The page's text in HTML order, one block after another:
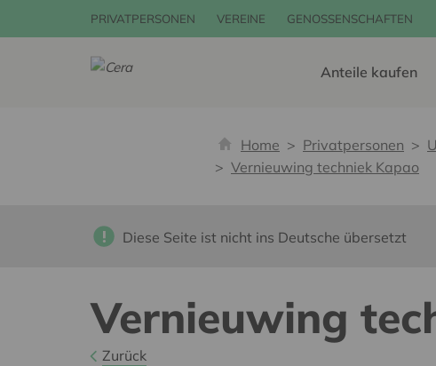
PRIVATPERSONEN VEREINE GENOSSENSCHAFTEN
Anteile kaufen
Home Privatpersonen
Vernieuwing techniek Kapao
Diese Seite ist nicht ins Deutsche übersetzt
Vernieuwing
Zurück